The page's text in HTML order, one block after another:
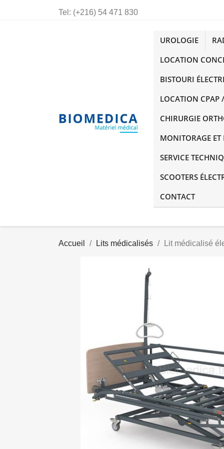
Tel: (+216) 54 471 830
UROLOGIE
LOCATION
BISTOURI
LOCATION CPAP
CHIRURGIE
MONITORAGE ET
SERVICE
SCOOTERS
CONTACT
Accueil Lits médicalisés Lit médicalisé